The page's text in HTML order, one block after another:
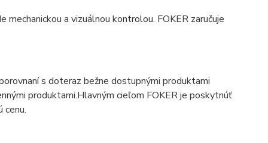
a vizuálnou kontrolou. FOKER zaručuje
s doteraz bežne dostupnými produktami
produktami.Hlavným cieľom FOKER je poskytnúť